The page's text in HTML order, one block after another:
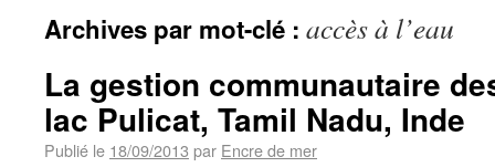
Archives par mot-clé : accès à l’eau
La gestion communautaire
lac Pulicat, Tamil Nadu, Inde
Publié le 18/09/2013 par Encre de mer